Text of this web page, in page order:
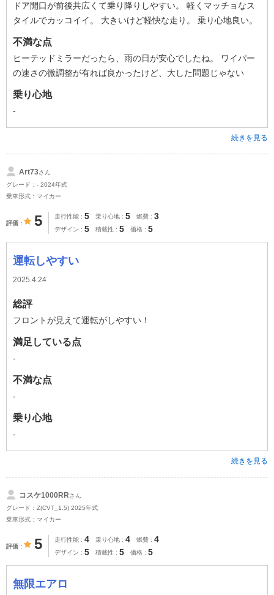
ドア開口が前後共広くて乗り降りしやすい。 軽くマッチョなス
タイルでカッコイイ。 大きいけど軽快な走り。 乗り心地良い。
不満な点
ヒーテッドミラーだったら、雨の日が安心でしたね。 ワイパー
の速さの微調整が有れば良かったけど、大した問題じゃない
乗り心地
-
続きを見る
Art73さん
グレード：- 2024年式
乗車形式：マイカー
評価 5 走行性能 5 乗り心地 5 燃費 3
デザイン 5 積載性 5 価格 5
運転しやすい
2025.4.24
総評
フロントが見えて運転がしやすい！
満足している点
-
不満な点
-
乗り心地
-
続きを見る
コスケ1000RRさん
グレード：Z(CVT_1.5) 2025年式
乗車形式：マイカー
評価 5 走行性能 4 乗り心地 4 燃費 4
デザイン 5 積載性 5 価格 5
無限エアロ